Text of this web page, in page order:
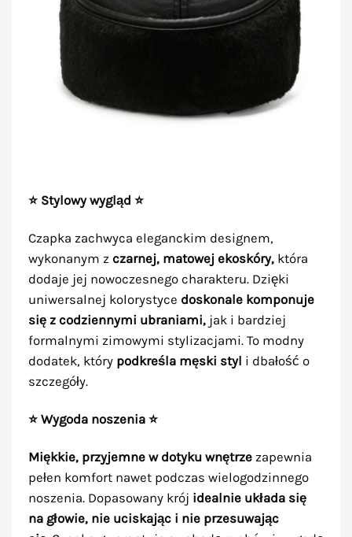
⭐ Stylowy wygląd ⭐
Czapka zachwyca eleganckim designem,
wykonanym z czarnej, matowej ekoskóry,która
dodaje jej nowoczesnego charakteru. Dzięki
uniwersalnej kolorystyce doskonale komponuje
się z codziennymi ubraniami,jak i bardziej
formalnymi zimowymi stylizacjami. To modny
dodatek, który podkreśla męski styl i dbałość o
szczegóły.
⭐ Wygoda noszenia ⭐
Miękkie, przyjemne w dotyku wnętrzezapewnia
pełen komfort nawet podczas wielogodzinnego
noszenia. Dopasowany krój idealnie układa się
na głowie, nie uciskając i nie przesuwając